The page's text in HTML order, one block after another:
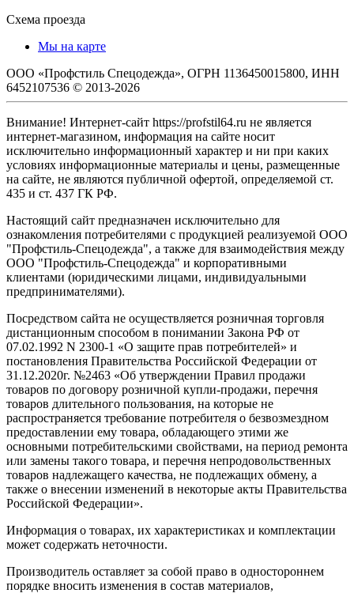
Схема проезда
Мы на карте
ООО «Профстиль Спецодежда», ОГРН 1136450015800, ИНН
6452107536 © 2013-2026
Внимание! Интернет-сайт https://profstil64.ru не является
интернет-магазином, информация на сайте носит
исключительно информационный характер и ни при каких
условиях информационные материалы и цены, размещенные
на сайте, не являются публичной офертой, определяемой ст.
435 и ст. 437 ГК РФ.
Настоящий сайт предназначен исключительно для
ознакомления потребителями с продукцией реализуемой ООО
"Профстиль-Спецодежда", а также для взаимодействия между
ООО "Профстиль-Спецодежда" и корпоративными
клиентами (юридическими лицами, индивидуальными
предпринимателями).
Посредством сайта не осуществляется розничная торговля
дистанционным способом в понимании Закона РФ от
07.02.1992 N 2300-1 «О защите прав потребителей» и
постановления Правительства Российской Федерации от
31.12.2020г. №2463 «Об утверждении Правил продажи
товаров по договору розничной купли-продажи, перечня
товаров длительного пользования, на которые не
распространяется требование потребителя о безвозмездном
предоставлении ему товара, обладающего этими же
основными потребительскими свойствами, на период ремонта
или замены такого товара, и перечня непродовольственных
товаров надлежащего качества, не подлежащих обмену, а
также о внесении изменений в некоторые акты Правительства
Российской Федерации».
Информация о товарах, их характеристиках и комплектации
может содержать неточности.
Производитель оставляет за собой право в одностороннем
порядке вносить изменения в состав материалов,